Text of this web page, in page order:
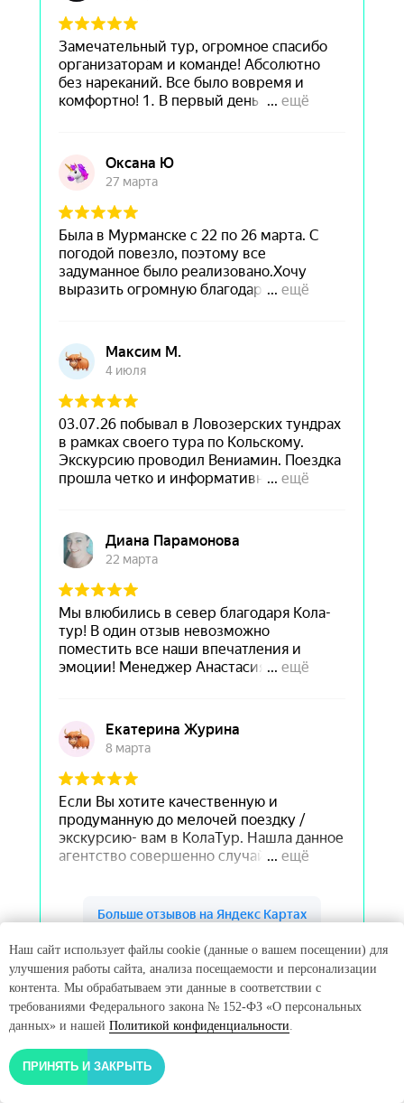
Наш сайт использует файлы cookie (данные о вашем посещении) для
улучшения работы сайта, анализа посещаемости и персонализации
контента. Мы обрабатываем эти данные в соответствии с
требованиями Федерального закона № 152-ФЗ «О персональных
данных» и нашей Политикой конфиденциальности.
ПРИНЯТЬ И ЗАКРЫТЬ
КолаТур на карте Мурманска — Яндекс Карты